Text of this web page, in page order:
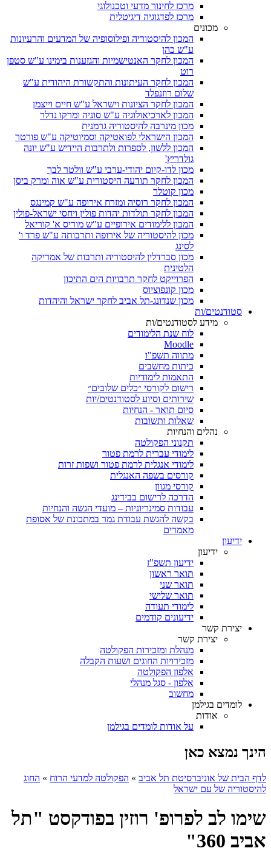
מרכז לחינוך מדעי וטכנולוגי
מרכז לפדגוגיה דיגיטלית
מכונים
המכון להיסטוריה ופילוסופיה של המדעים והרעיונות
ע"ש כהן
המכון לחקר האנטישמיות והגזענות בימינו ע"ש סטפן
רוט
המכון לחקר העיתונות והתקשורת היהודית ע"ש
שלום רוזנפלד
המכון לחקר הציונות וישראל ע"ש חיים וייצמן
המכון לארכיאולוגיה ע"ש סוניה ומרקו נדלר
מכון מינרבה להיסטוריה גרמנית
המכון הישראלי לפואטיקה וסמיוטיקה ע"ש פורטר
המכון ללשון, לספרות ולתרבות היידיש ע"ש יונה
גולדריץ'
מכון לדו-קיום יהודי-ערבי ע"ש וולטר לבך
המכון לחקר תודעה היסטורית ע"ש אוה ומרק ביסן
מכון קוטלר
המכון לחקר רוסיה ומזרח אירופה ע"ש קמינגס
המכון לחקר תולדות יהדות פולין ויחסי ישראל-פולין
המכון ללימודים אירופיים ע"ש מוריס א' קוריאל
מכון להיסטוריה של אירופה ותרבותה ע"ש פרד ו'
לסינג
מכון סברדלין להיסטוריה ותרבות של אמריקה
הלטינית
הפרוייקט לחקר תרבויות הים התיכון
מכון קונפוציוס
מכון שנדונג-תל אביב לחקר ישראל והיהדות
סטודנטים/ות
מידע לסטודנטים/ות
לוח שנת הלימודים
Moodle
מתווה תשפ"ו
כיתות מחשבים
התאמות לימודיות
רישום לקורסי ״כלים שלובים״
שירותים וסיוע לסטודנטים/יות
סיום תואר - הנחיות
שאלות ותשובות
נהלים והנחיות
תקנוני הפקולטה
לימודי עברית לרמת פטור
לימודי אנגלית לרמת פטור ושפות זרות
קורסים בשפה האנגלית
קורסי מגוון
הדרכה לרישום בבידינג
עבודות סמינריוניות – מועדי הגשה והנחיות
בקשה להגשת עבודת גמר במתכונת של אסופת
מאמרים
ידיעון
ידיעון
ידיעון תשפ"ז
תואר ראשון
תואר שני
תואר שלישי
לימודי תעודה
ידיעונים קודמים
יצירת קשר
יצירת קשר
מנהלת ומזכירות הפקולטה
מזכירויות החוגים ושעות הקבלה
אלפון הפקולטה
אלפון - סגל מנהלי
מחשוב
לומדים בגילמן
אודות
על אודות לומדים בגילמן
הינך נמצא כאן
לדף הבית של אוניברסיטת תל אביב » הפקולטה למדעי הרוח » החוג
להיסטוריה של עם ישראל
שימו לב לפרופ' רוזין בפודקסט "תל
אביב 360"